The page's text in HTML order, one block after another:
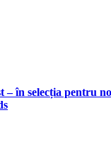
– în selecția pentru